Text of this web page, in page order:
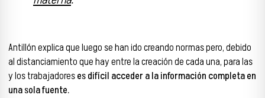
Antillón explica que luego se han ido creando normas pero, debido
al distanciamiento que hay entre la creación de cada una, para las
y los trabajadoreses difícil acceder a la información completa en
una sola fuente.